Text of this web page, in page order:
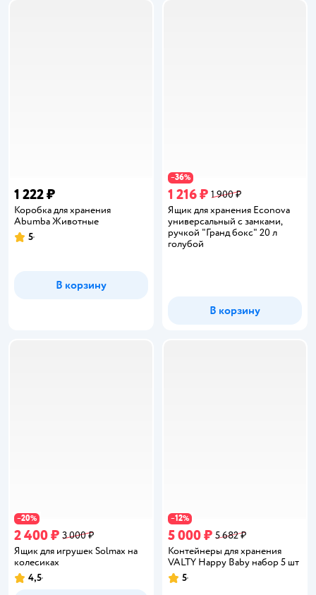
1 222 ₽
Коробка для хранения
Abumba Животные
Рейтинг:
5
В корзину
−36%
1 216 ₽ 1 900 ₽
Ящик для хранения Econova
универсальный с замками,
ручкой "Гранд бокс" 20 л
голубой
В корзину
−20%
2 400 ₽ 3 000 ₽
Ящик для игрушек Solmax на
колесиках
Рейтинг:
4,5
−12%
5 000 ₽ 5 682 ₽
Контейнеры для хранения
VALTY Happy Baby набор 5 шт
Рейтинг:
5